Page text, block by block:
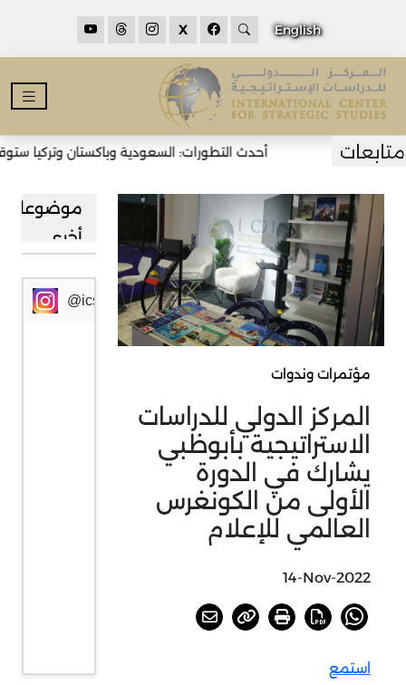
English
X
أحدث التطورات: السعودية وباكستان وتركيا
مؤتمرات وندوات
المركز الدولي للدراسات
الاستراتيجية بأبوظبي
يشارك في الدورة
الأولى من الكونغرس
العالمي للإعلام
14-Nov-2022
استمع
موضوعات
أخرى
@icssresearch